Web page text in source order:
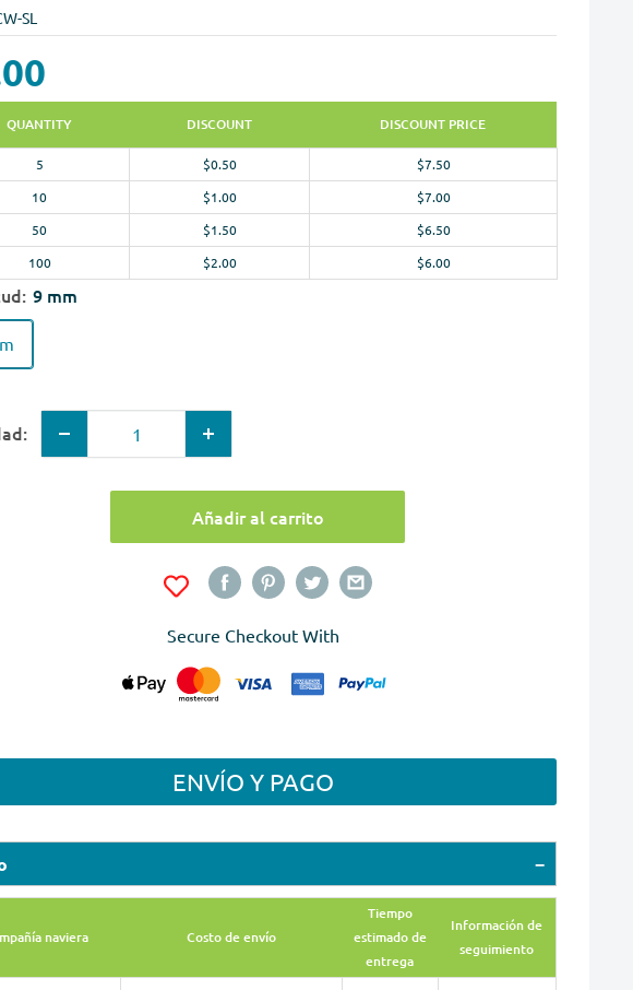
SL
QUANTITY DISCOUNT DISCOUNT PRICE
5 $0.50
$7.50
10
$1.00
$7.00
50
$1.50
$6.50
100
$2.00 $6.00
9 mm
Añadir al carrito
Secure Checkout With
ENVÍO Y PAGO
naviera Costo de envío
Tiempo
estimado de
entrega
Información de
seguimiento